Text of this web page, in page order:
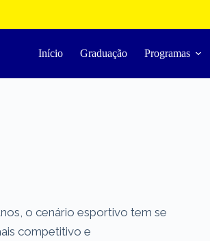
Início Graduação Programas
o cenário esportivo tem se
competitivo e